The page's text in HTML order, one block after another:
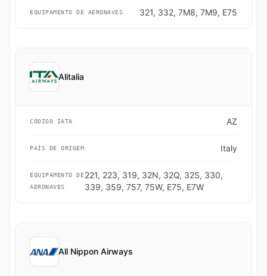
EQUIPAMENTO DE AERONAVES 321, 332, 7M8, 7M9, E75
Alitalia
CÓDIGO IATA AZ
PAÍS DE ORIGEM Italy
EQUIPAMENTO DE
AERONAVES
221, 223, 319, 32N, 32Q, 32S, 330,
339, 359, 757, 75W, E75, E7W
All Nippon Airways